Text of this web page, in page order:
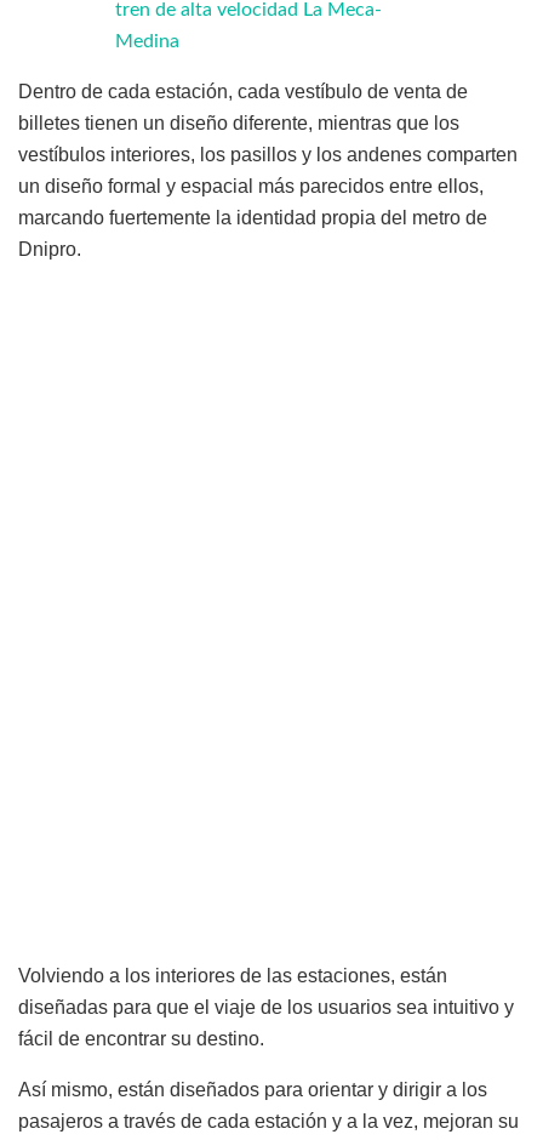
tren de alta velocidad La Meca-
Medina
Dentro de cada estación, cada vestíbulo de venta de
billetes tienen un diseño diferente, mientras que los
vestíbulos interiores, los pasillos y los andenes comparten
un diseño formal y espacial más parecidos entre ellos,
marcando fuertemente la identidad propia del metro de
Dnipro.
Volviendo a los interiores de las estaciones, están
diseñadas para que el viaje de los usuarios sea intuitivo y
fácil de encontrar su destino.
Así mismo, están diseñados para orientar y dirigir a los
pasajeros a través de cada estación y a la vez, mejoran su